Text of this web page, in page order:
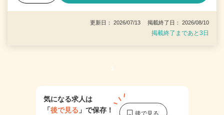
更新日： 2026/07/13 掲載終了日： 2026/08/10
掲載終了まであと3日
1
気になる求人は
「後で見る 」で保存！